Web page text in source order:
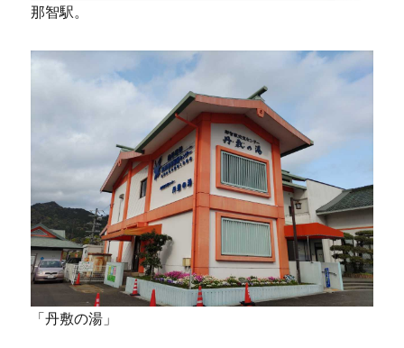
那智駅。
「丹敷の湯」